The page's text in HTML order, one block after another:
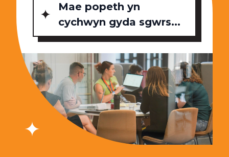
Mae popeth yn
cychwyn gyda sgwrs...